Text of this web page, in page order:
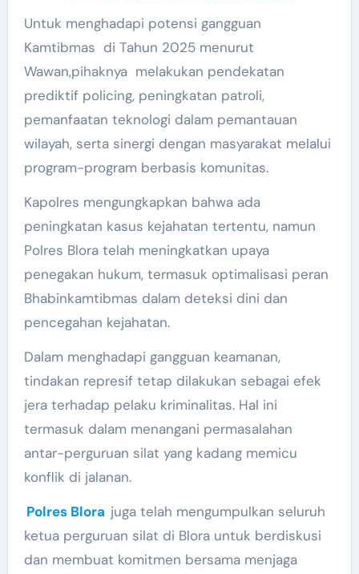
Untuk menghadapi potensi gangguan
Kamtibmas di Tahun 2025 menurut
Wawan,pihaknya melakukan pendekatan
prediktif policing, peningkatan patroli,
pemanfaatan teknologi dalam pemantauan
wilayah, serta sinergi dengan masyarakat melalui
program-program berbasis komunitas.
Kapolres mengungkapkan bahwa ada
peningkatan kasus kejahatan tertentu, namun
Polres Blora telah meningkatkan upaya
penegakan hukum, termasuk optimalisasi peran
Bhabinkamtibmas dalam deteksi dini dan
pencegahan kejahatan.
Dalam menghadapi gangguan keamanan,
tindakan represif tetap dilakukan sebagai efek
jera terhadap pelaku kriminalitas. Hal ini
termasuk dalam menangani permasalahan
antar-perguruan silat yang kadang memicu
konflik di jalanan.
Polres Blora juga telah mengumpulkan seluruh
ketua perguruan silat di Blora untuk berdiskusi
dan membuat komitmen bersama menjaga